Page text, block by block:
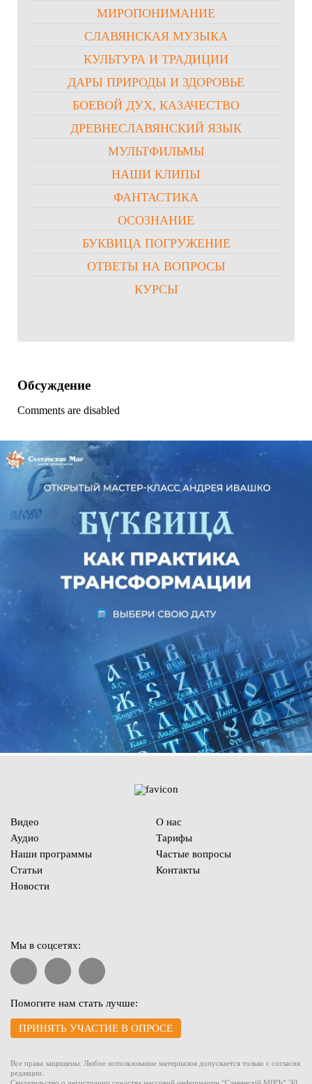
МИРОПОНИМАНИЕ
СЛАВЯНСКАЯ МУЗЫКА
КУЛЬТУРА И ТРАДИЦИИ
ДАРЫ ПРИРОДЫ И ЗДОРОВЬЕ
БОЕВОЙ ДУХ, КАЗАЧЕСТВО
ДРЕВНЕСЛАВЯНСКИЙ ЯЗЫК
МУЛЬТФИЛЬМЫ
НАШИ КЛИПЫ
ФАНТАСТИКА
ОСОЗНАНИЕ
БУКВИЦА ПОГРУЖЕНИЕ
ОТВЕТЫ НА ВОПРОСЫ
КУРСЫ
Обсуждение
Comments are disabled
Видео
Аудио
Наши программы
Статьи
Новости
О нас
Тарифы
Частые вопросы
Контакты
Мы в соцсетях:
Помогите нам стать лучше:
ПРИНЯТЬ УЧАСТИЕ В ОПРОСЕ
Все права защищены. Любое использование материалов допускается только с согласия
редакции.